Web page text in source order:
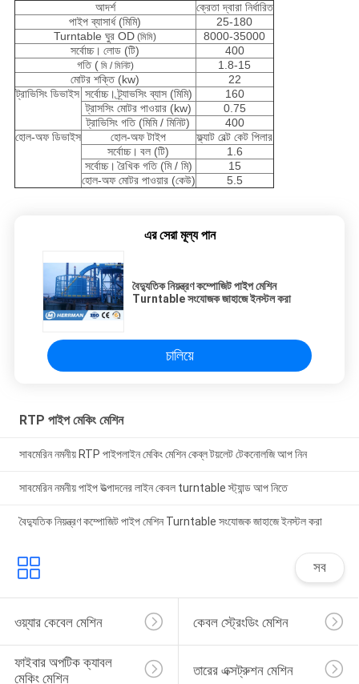
আদর্শ
ক্রেতা দ্বারা নির্ধারিত
পাইপ ব্যাসার্ধ (মিমি)
25-180
Turntable ঘুর OD (মিমি)
8000-35000
সর্বোচ্চ। লোড (টি)
400
গতি ( মি / মিনিট)
1.8-15
মোটর শক্তি (kw)
22
ট্রাভিসিং ডিভাইস সর্বোচ্চ।ট্র্যাভসিং ব্যাস (মিমি)
160
ট্রাসসিং মোটর পাওয়ার (kw)
0.75
ট্রাভিসিং গতি (মিমি / মিনিট)
400
হোল-অফ ডিভাইস
হোল-অফ টাইপ
ফ্ল্যাট বেল্ট কেট পিলার
সর্বোচ্চ। বল (টি)
1.6
সর্বোচ্চ। রৈখিক গতি (মি / মি)
15
হোল-অফ মোটর পাওয়ার (কেউ)
5.5
এর সেরা মূল্য পান
বৈদ্যুতিক নিয়ন্ত্রণ কম্পোজিট পাইপ মেশিন
Turntable সংযোজক জাহাজে ইনস্টল করা
চালিয়ে
RTP পাইপ মেকিং মেশিন
সাবমেরিন নমনীয় RTP পাইপলাইন মেকিং মেশিন কেব্ল টয়লেট টেকনোলজি আপ নিন
সাবমেরিন নমনীয় পাইপ উত্পাদনের লাইন কেবল turntable স্ট্যান্ড আপ নিতে
বৈদ্যুতিক নিয়ন্ত্রণ কম্পোজিট পাইপ মেশিন Turntable সংযোজক জাহাজে ইনস্টল করা
সব
ওয়্যার কেবেল মেশিন কেবল স্ট্রেংডিং মেশিন
ফাইবার অপটিক ক্যাবল
মেকিং মেশিন
তারের এক্সট্রুশন মেশিন